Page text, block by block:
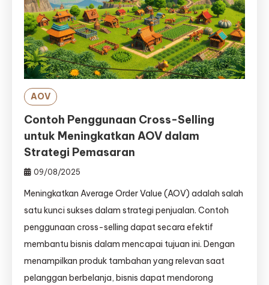
AOV
Contoh Penggunaan Cross-Selling
untuk Meningkatkan AOV dalam
Strategi Pemasaran
09/08/2025
Meningkatkan Average Order Value (AOV) adalah salah
satu kunci sukses dalam strategi penjualan. Contoh
penggunaan cross-selling dapat secara efektif
membantu bisnis dalam mencapai tujuan ini. Dengan
menampilkan produk tambahan yang relevan saat
pelanggan berbelanja, bisnis dapat mendorong